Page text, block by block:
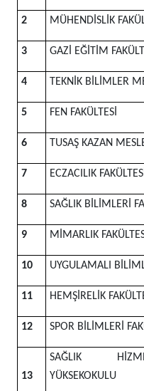
2 MÜHENDİSLİK
3 GAZİ EĞİTİM
4 TEKNİK BİLİMLER
5 FEN FAKÜLTESİ
6 TUSAŞ KAZAN
7 ECZACILIK FAKÜLTESİ
8 SAĞLIK BİLİMLERİ
9 MİMARLIK
10 UYGULAMALI
11 HEMŞİRELİK
12 SPOR BİLİMLERİ
13
SAĞLIK
YÜKSEKOKULU